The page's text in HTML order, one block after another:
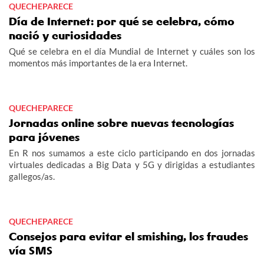
QUECHEPARECE
Día de Internet: por qué se celebra, cómo
nació y curiosidades
Qué se celebra en el día Mundial de Internet y cuáles son los
momentos más importantes de la era Internet.
QUECHEPARECE
Jornadas online sobre nuevas tecnologías
para jóvenes
En R nos sumamos a este ciclo participando en dos jornadas
virtuales dedicadas a Big Data y 5G y dirigidas a estudiantes
gallegos/as.
QUECHEPARECE
Consejos para evitar el smishing, los fraudes
vía SMS